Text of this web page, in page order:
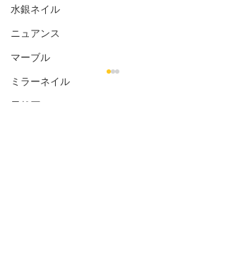
水銀ネイル
ニュアンス
マーブル
ミラーネイル
天然石